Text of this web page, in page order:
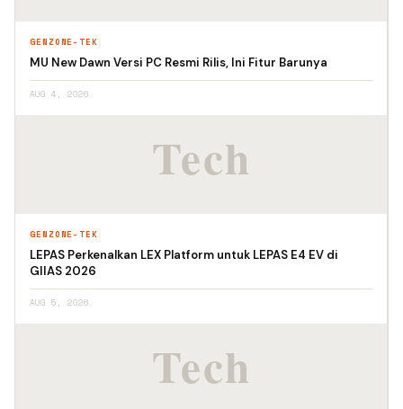
GENZONE-TEK
MU New Dawn Versi PC Resmi Rilis, Ini Fitur Barunya
AUG 4, 2026
GENZONE-TEK
LEPAS Perkenalkan LEX Platform untuk LEPAS E4 EV di
GIIAS 2026
AUG 5, 2026